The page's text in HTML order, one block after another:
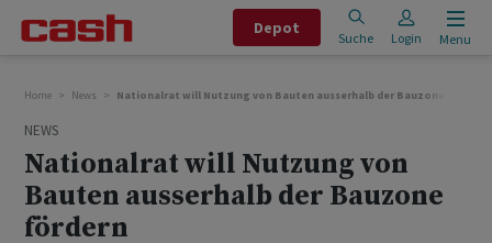
Depot
Suche Login Menu
Home News Nationalrat will Nutzung von Bauten ausserhalb der Bauzone fördern
NEWS
Nationalrat will Nutzung von
Bauten ausserhalb der Bauzone
fördern